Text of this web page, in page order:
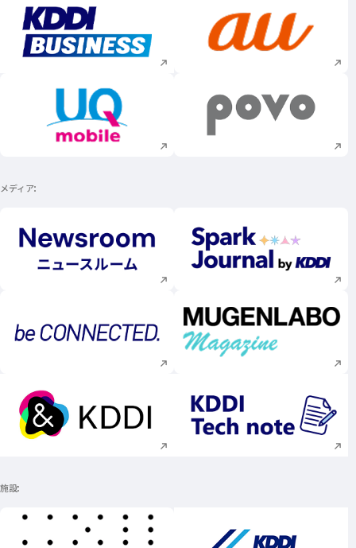
新規ウィンドウで開く 新規ウィンドウで
新規ウィンドウで開く 新規ウィンドウで
メディア
新規ウィンドウで開く 新規ウィンドウで
新規ウィンドウで開く 新規ウィンドウで
新規ウィンドウで開く 新規ウィンドウで
施設